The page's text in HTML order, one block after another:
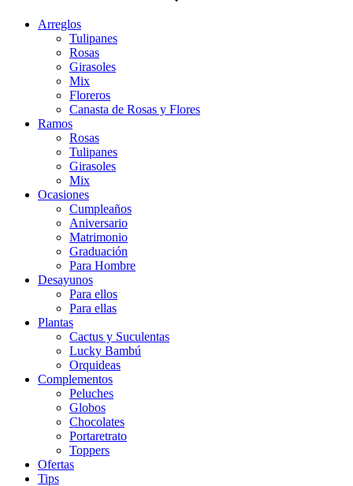
Arreglos
Tulipanes
Rosas
Girasoles
Mix
Floreros
Canasta de Rosas y Flores
Ramos
Rosas
Tulipanes
Girasoles
Mix
Ocasiones
Cumpleaños
Aniversario
Matrimonio
Graduación
Para Hombre
Desayunos
Para ellos
Para ellas
Plantas
Cactus y Suculentas
Lucky Bambú
Orquideas
Complementos
Peluches
Globos
Chocolates
Portaretrato
Toppers
Ofertas
Tips